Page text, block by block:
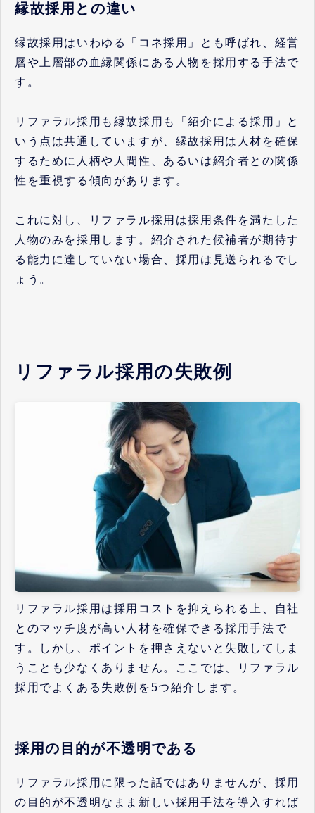
縁故採用との違い
縁故採用はいわゆる「コネ採用」とも呼ばれ、経営
層や上層部の血縁関係にある人物を採用する手法で
す。
リファラル採用も縁故採用も「紹介による採用」と
いう点は共通していますが、縁故採用は人材を確保
するために人柄や人間性、あるいは紹介者との関係
性を重視する傾向があります。
これに対し、リファラル採用は採用条件を満たした
人物のみを採用します。紹介された候補者が期待す
る能力に達していない場合、採用は見送られるでし
ょう。
リファラル採用の失敗例
リファラル採用は採用コストを抑えられる上、自社
とのマッチ度が高い人材を確保できる採用手法で
す。しかし、ポイントを押さえないと失敗してしま
うことも少なくありません。ここでは、リファラル
採用でよくある失敗例を5つ紹介します。
採用の目的が不透明である
リファラル採用に限った話ではありませんが、採用
の目的が不透明なまま新しい採用手法を導入すれば